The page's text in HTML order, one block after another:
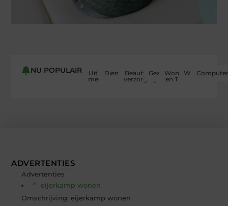
NU POPULAIR
Uit de
media
Dienstverlening
Beauty en
verzorging
Gezondheid
Woning
en Tuin
Winkelen
ADVERTENTIES
Advertenties
eijerkamp wonen
Omschrijving: eijerkamp wonen